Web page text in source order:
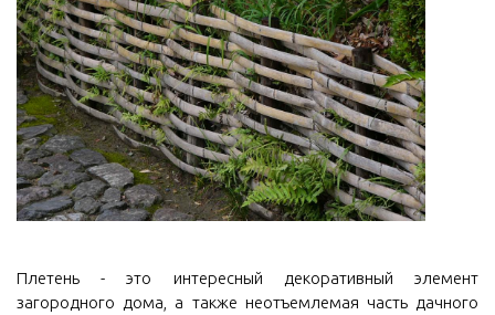
Плетень - это интересный декоративный элемент
загородного дома, а также неотъемлемая часть дачного